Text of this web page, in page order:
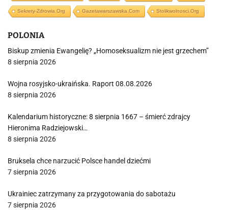
Sekrety-Zdrowia.org Gazetawarszawska.com Stolikwolnosci.org
POLONIA
Biskup zmienia Ewangelię? „Homoseksualizm nie jest grzechem”
8 sierpnia 2026
Wojna rosyjsko-ukraińska. Raport 08.08.2026
8 sierpnia 2026
Kalendarium historyczne: 8 sierpnia 1667 – śmierć zdrajcy
Hieronima Radziejowski…
8 sierpnia 2026
Bruksela chce narzucić Polsce handel dziećmi
7 sierpnia 2026
Ukrainiec zatrzymany za przygotowania do sabotażu
7 sierpnia 2026